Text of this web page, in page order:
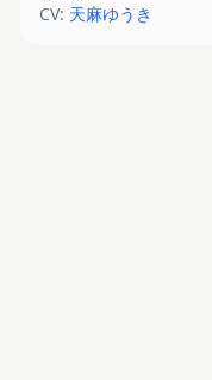
CV: 天麻ゆうき